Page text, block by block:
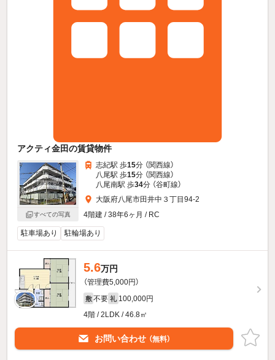
アクティ金田の賃貸物件
すべての写真
志紀駅 歩15分 （関西線）
八尾駅 歩15分 （関西線）
八尾南駅 歩34分 （谷町線）
大阪府八尾市田井中３丁目94-2
4階建 / 38年6ヶ月 / RC
駐車場あり 駐輪場あり
5.6万円
（管理費5,000円）
敷 不要 礼 100,000円
4階 / 2LDK / 46.8㎡
お問い合わせ （無料）